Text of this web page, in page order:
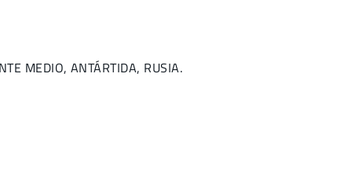
MEDIO, ANTÁRTIDA, RUSIA.